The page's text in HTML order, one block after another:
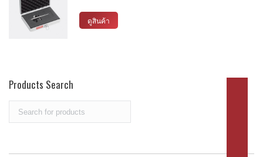
ดูสินค้า
Products Search
Search